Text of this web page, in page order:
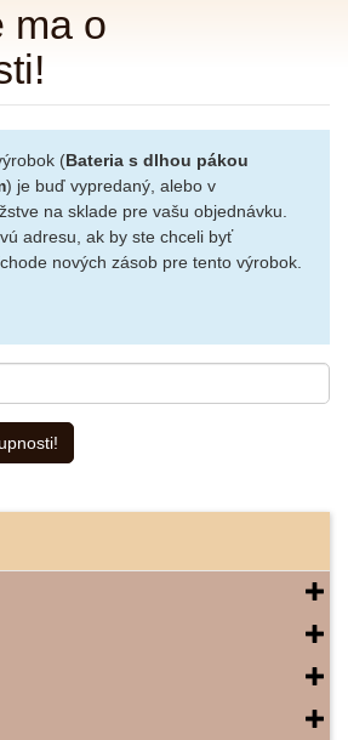
ma o
(Bateria s dlhou pákou
) je buď vypredaný, alebo v
na sklade pre vašu objednávku.
adresu, ak by ste chceli byť
nových zásob pre tento výrobok.